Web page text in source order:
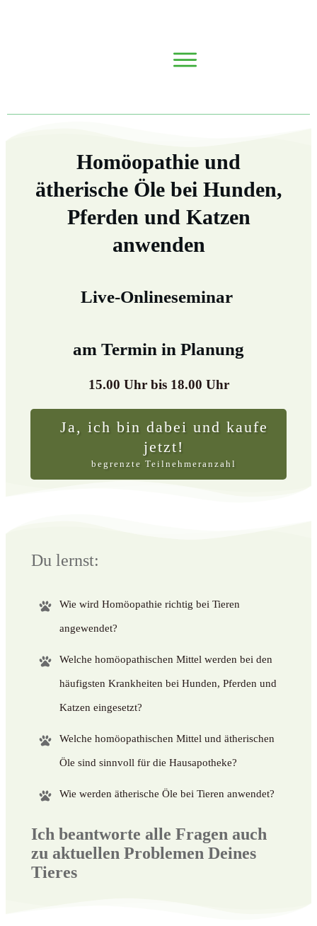
Homöopathie und
ätherische Öle bei Hunden,
Pferden und Katzen
anwenden
Live-Onlineseminar
am Termin in Planung
15.00 Uhr bis 18.00 Uhr
Ja, ich bin dabei und kaufe
jetzt!
begrenzte Teilnehmeranzahl
Du lernst:
Wie wird Homöopathie richtig bei Tieren
angewendet?
Welche homöopathischen Mittel werden bei den
häufigsten Krankheiten bei Hunden, Pferden und
Katzen eingesetzt?
Welche homöopathischen Mittel und ätherischen
Öle sind sinnvoll für die Hausapotheke?
Wie werden ätherische Öle bei Tieren anwendet?
Ich beantworte alle Fragen auch
zu aktuellen Problemen Deines
Tieres